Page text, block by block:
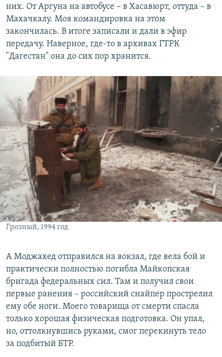
них. От Аргуна на автобусе – в Хасавюрт, оттуда – в
Махачкалу. Моя командировка на этом
закончилась. В итоге записали и дали в эфир
передачу. Наверное, где-то в архивах ГТРК
"Дагестан" она до сих пор хранится.
Грозный, 1994 год
А Моджахед отправился на вокзал, где вела бой и
практически полностью погибла Майкопская
бригада федеральных сил. Там и получил свои
первые ранения – российский снайпер прострелил
ему обе ноги. Моего товарища от смерти спасла
только хорошая физическая подготовка. Он упал,
но, оттолкнувшись руками, смог перекинуть тело
за подбитый БТР.